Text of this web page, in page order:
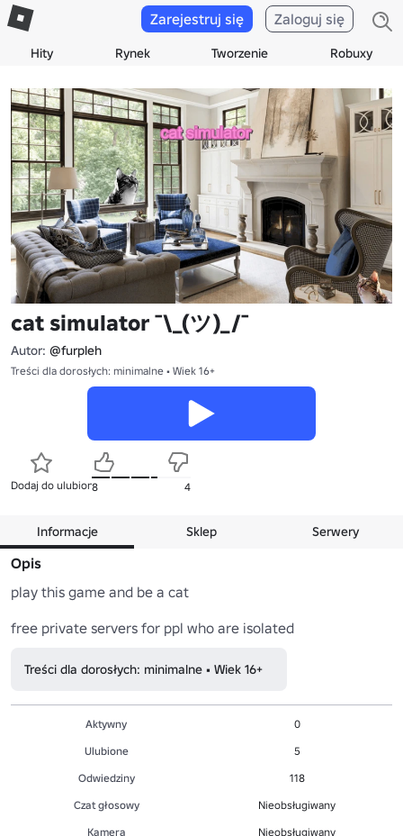
Hity Rynek Tworzenie Robuxy
Zarejestruj się Zaloguj się
cat simulator ¯\_(ツ)_/¯
Autor: @furpleh
Treści dla dorosłych: minimalne • Wiek 16+
Dodaj do ulubionych
8 4
Informacje Sklep Serwery
Opis
play this game and be a cat
free private servers for ppl who are isolated
Treści dla dorosłych: minimalne • Wiek 16+
Aktywny
0
Ulubione
5
Odwiedziny
118
Czat głosowy
Nieobsługiwany
Kamera
Nieobsługiwany